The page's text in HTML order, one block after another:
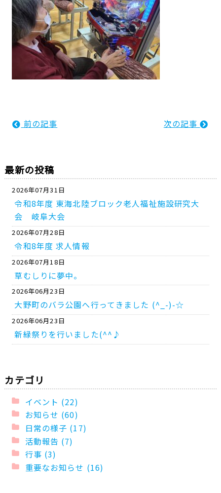
前の記事 次の記事
最新の投稿
2026年07月31日
令和8年度 東海北陸ブロック老人福祉施設研究大
会 岐阜大会
2026年07月28日
令和8年度 求人情報
2026年07月18日
草むしりに夢中。
2026年06月23日
大野町のバラ公園へ行ってきました (^_-)-☆
2026年06月23日
新緑祭りを行いました(^^♪
カテゴリ
イベント (22)
お知らせ (60)
日常の様子 (17)
活動報告 (7)
行事 (3)
重要なお知らせ (16)